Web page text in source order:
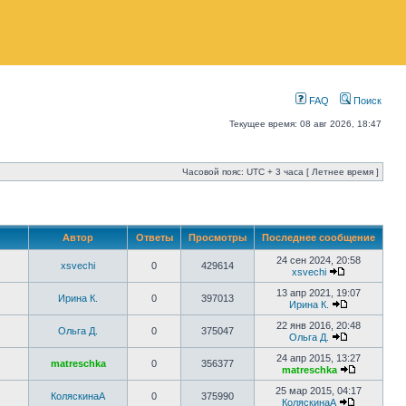
FAQ Поиск
Текущее время: 08 авг 2026, 18:47
Часовой пояс: UTC + 3 часа [ Летнее время ]
Автор Ответы Просмотры Последнее сообщение
xsvechi 0 429614
24 сен 2024, 20:58
xsvechi
Ирина К. 0 397013
13 апр 2021, 19:07
Ирина К.
Ольга Д. 0 375047
22 янв 2016, 20:48
Ольга Д.
matreschka 0 356377
24 апр 2015, 13:27
matreschka
КоляскинаА 0 375990
25 мар 2015, 04:17
КоляскинаА